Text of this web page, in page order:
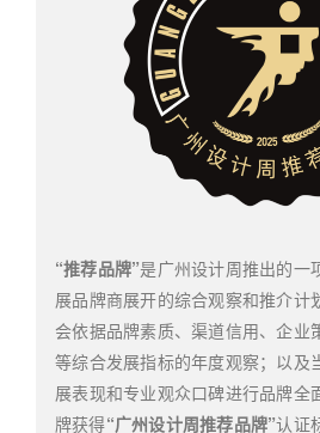
“推荐品牌”是广州设计周推出的一
展品牌商展开的综合观察和推介计
会依据品牌素质、渠道信用、企业
等综合发展指标的年度观察；以及
展表现和专业观众口碑进行品牌全
牌获得“广州设计周推荐品牌”认证